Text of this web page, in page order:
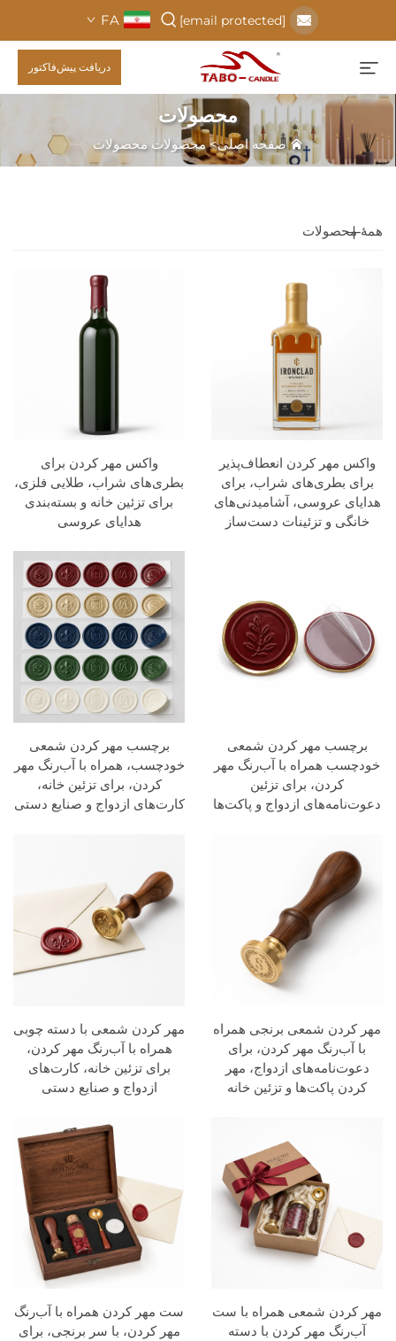
[email protected]
FA
دریافت پیش‌فاکتور
محصولات
صفحه اصلی>محصولات محصولات
همهٔ محصولات
واکس مهر کردن انعطاف‌پذیر
برای بطری‌های شراب، برای
هدایای عروسی، آشامیدنی‌های
خانگی و تزئینات دست‌ساز
واکس مهر کردن برای
بطری‌های شراب، طلایی فلزی،
برای تزئین خانه و بسته‌بندی
هدایای عروسی
برچسب مهر کردن شمعی
خودچسب همراه با آب‌رنگ مهر
کردن، برای تزئین
دعوت‌نامه‌های ازدواج و پاکت‌ها
برچسب مهر کردن شمعی
خودچسب، همراه با آب‌رنگ مهر
کردن، برای تزئین خانه،
کارت‌های ازدواج و صنایع دستی
مهر کردن شمعی برنجی همراه
با آب‌رنگ مهر کردن، برای
دعوت‌نامه‌های ازدواج، مهر
کردن پاکت‌ها و تزئین خانه
مهر کردن شمعی با دسته چوبی
همراه با آب‌رنگ مهر کردن،
برای تزئین خانه، کارت‌های
ازدواج و صنایع دستی
مهر کردن شمعی همراه با ست
آب‌رنگ مهر کردن با دسته
ست مهر کردن همراه با آب‌رنگ
مهر کردن، با سر برنجی، برای